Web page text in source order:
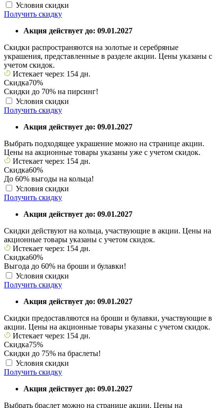
Условия скидки
Получить скидку
Акция действует до: 09.01.2027
Скидки распространяются на золотые и серебряные
украшения, представленные в разделе акции. Цены указаны с
учетом скидок.
Истекает через: 154 дн.
Скидка70%
Скидки до 70% на пирсинг!
Условия скидки
Получить скидку
Акция действует до: 09.01.2027
Выбрать подходящее украшение можно на странице акции.
Цены на акционные товары указаны уже с учетом скидок.
Истекает через: 154 дн.
Скидка60%
До 60% выгоды на кольца!
Условия скидки
Получить скидку
Акция действует до: 09.01.2027
Скидки действуют на кольца, участвующие в акции. Цены на
акционные товары указаны с учетом скидок.
Истекает через: 154 дн.
Скидка60%
Выгода до 60% на броши и булавки!
Условия скидки
Получить скидку
Акция действует до: 09.01.2027
Скидки предоставляются на броши и булавки, участвующие в
акции. Цены на акционные товары указаны с учетом скидок.
Истекает через: 154 дн.
Скидка75%
Скидки до 75% на браслеты!
Условия скидки
Получить скидку
Акция действует до: 09.01.2027
Выбрать браслет можно на странице акции. Цены на